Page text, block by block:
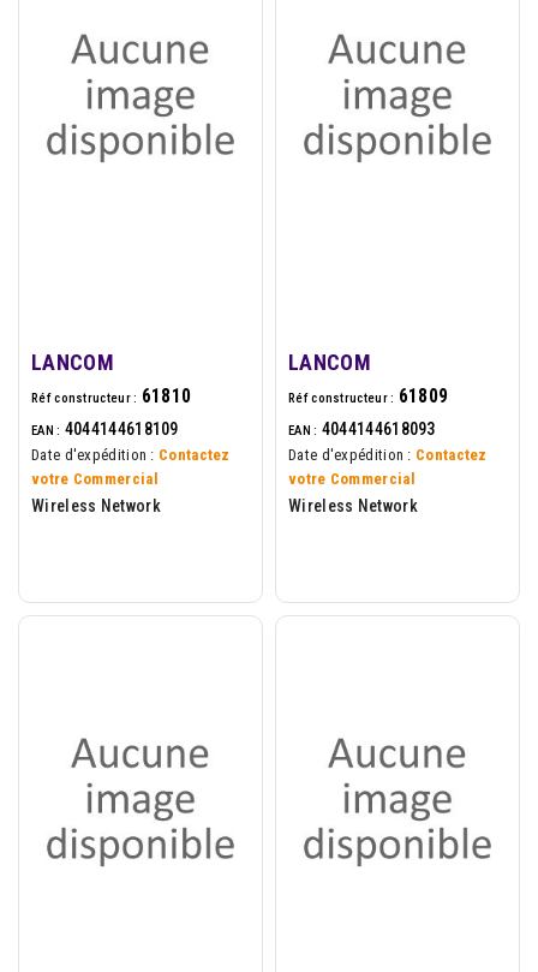
LANCOM
Réf constructeur : 61810
EAN : 4044144618109
Date d'expédition : Contactez
votre Commercial
Wireless Network
LANCOM
Réf constructeur : 61809
EAN : 4044144618093
Date d'expédition : Contactez
votre Commercial
Wireless Network